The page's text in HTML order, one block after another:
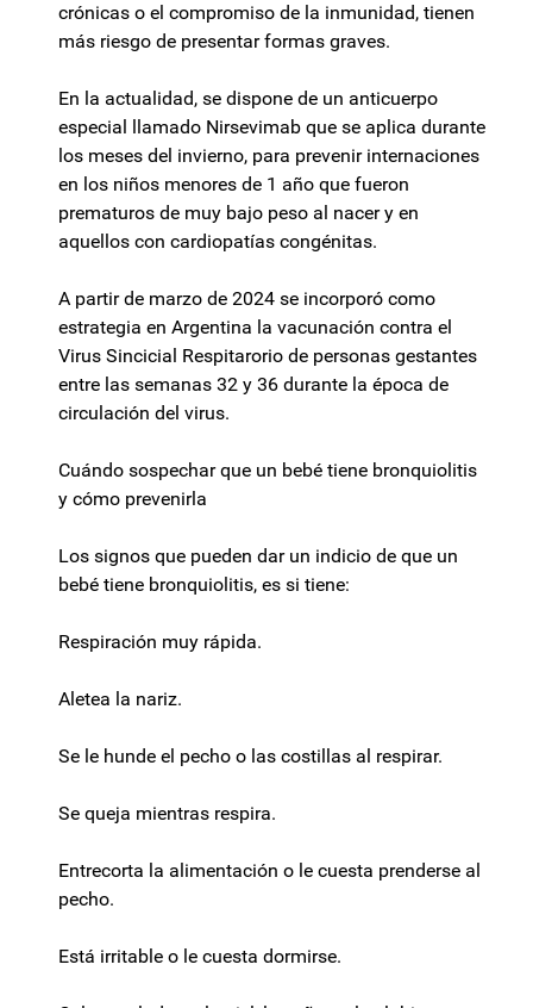
crónicas o el compromiso de la inmunidad, tienen
más riesgo de presentar formas graves.
En la actualidad, se dispone de un anticuerpo
especial llamado Nirsevimab que se aplica durante
los meses del invierno, para prevenir internaciones
en los niños menores de 1 año que fueron
prematuros de muy bajo peso al nacer y en
aquellos con cardiopatías congénitas.
A partir de marzo de 2024 se incorporó como
estrategia en Argentina la vacunación contra el
Virus Sincicial Respitarorio de personas gestantes
entre las semanas 32 y 36 durante la época de
circulación del virus.
Cuándo sospechar que un bebé tiene bronquiolitis
y cómo prevenirla
Los signos que pueden dar un indicio de que un
bebé tiene bronquiolitis, es si tiene:
Respiración muy rápida.
Aletea la nariz.
Se le hunde el pecho o las costillas al respirar.
Se queja mientras respira.
Entrecorta la alimentación o le cuesta prenderse al
pecho.
Está irritable o le cuesta dormirse.